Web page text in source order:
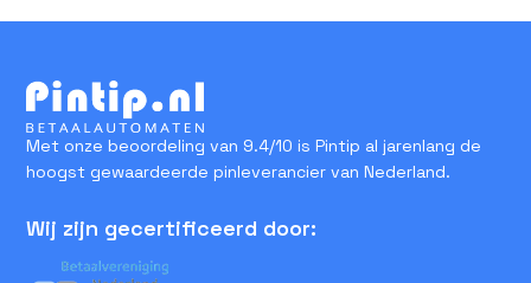
Met onze beoordeling van 9.4/10 is Pintip al jarenlang de
hoogst gewaardeerde pinleverancier van Nederland.
Wij zijn gecertificeerd door: